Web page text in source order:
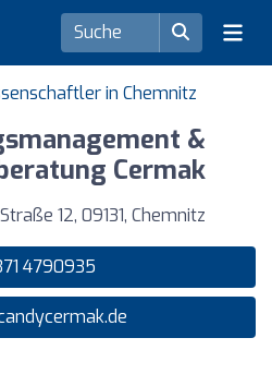
in Chemnitz
&
Cermak
12, 09131, Chemnitz
4790935